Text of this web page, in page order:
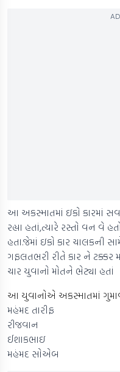
આ અકસ્માતમાં ઇકો કારમાં
રહ્યા હતાં,ત્યારે રસ્તો વન વે
હતા.જેમાં ઇકો કાર ચાલકની
ગફલતભરી રીતે કાર ને ટક્કર
ચાર યુવાનો મોતને ભેટ્યા હતાં
આ યુવાનોએ અકસ્માતમાં
મહંમદ તારીફ
રીજવાન
ઈશાકભાઇ
મહંમદ સોએબ